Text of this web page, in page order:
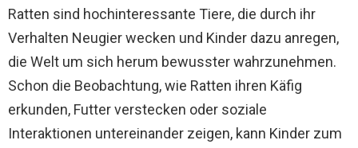
Ratten sind hochinteressante Tiere, die durch ihr
Verhalten Neugier wecken und Kinder dazu anregen,
die Welt um sich herum bewusster wahrzunehmen.
Schon die Beobachtung, wie Ratten ihren Käfig
erkunden, Futter verstecken oder soziale
Interaktionen untereinander zeigen, kann Kinder zum